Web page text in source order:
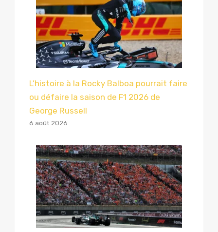
L’histoire à la Rocky Balboa pourrait faire
ou défaire la saison de F1 2026 de
George Russell
6 août 2026